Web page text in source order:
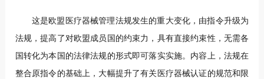
这是欧盟医疗器械管理法规发生的重大变化，由指令升级为
法规，提高了对欧盟成员国的约束力，具有直接约束性，无需各
国转化为本国的法律法规的形式即可落实实施。内容上，法规在
整合原指令的基础上，大幅提升了有关医疗器械认证的规范和限